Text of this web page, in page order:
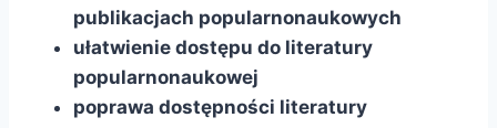
publikacjach popularnonaukowych
ułatwienie dostępu do literatury
popularnonaukowej
poprawa dostępności literatury